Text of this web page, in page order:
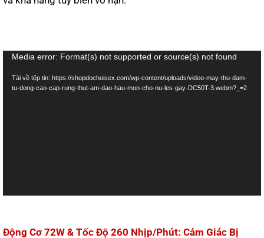
Trình
chơi
Video
Media error: Format(s) not supported or source(s) not found
Tải về tệp tin: https://shopdochoisex.com/wp-content/uploads/video-may-thu-dam-
tu-dong-cao-cap-rung-thut-am-dao-hau-mon-cho-nu-les-gay-DC50T-3.webm?_=2
Động Cơ 72W & Tốc Độ 260 Nhịp/Phút: Cảm Giác Bị